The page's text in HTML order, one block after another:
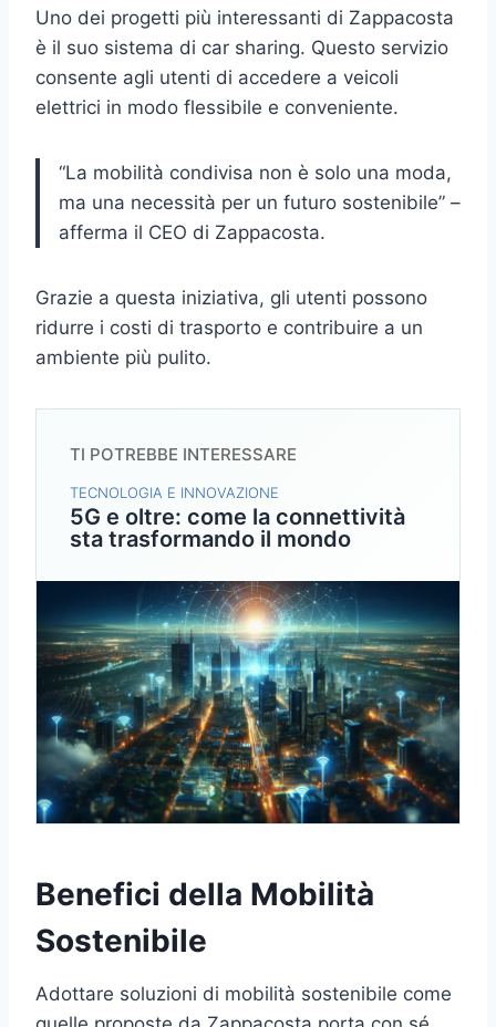
Uno dei progetti più interessanti di Zappacosta
è il suo sistema di car sharing. Questo servizio
consente agli utenti di accedere a veicoli
elettrici in modo flessibile e conveniente.
“La mobilità condivisa non è solo una moda,
ma una necessità per un futuro sostenibile” –
afferma il CEO di Zappacosta.
Grazie a questa iniziativa, gli utenti possono
ridurre i costi di trasporto e contribuire a un
ambiente più pulito.
TI POTREBBE INTERESSARE
TECNOLOGIA E INNOVAZIONE
5G e oltre: come la connettività
sta trasformando il mondo
Benefici della Mobilità
Sostenibile
Adottare soluzioni di mobilità sostenibile come